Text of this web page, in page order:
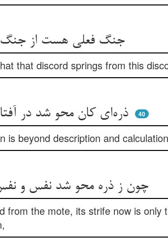
جنگ فعلی هست از جنگ نهان ** زین تخالف آن تخالف را بدان
that discord springs from this
ذره‌ای کان محو شد در آفتاب ** جنگ او بیرون شد از وصف و حساب 40
beyond description and
from the mote, its strife now is only